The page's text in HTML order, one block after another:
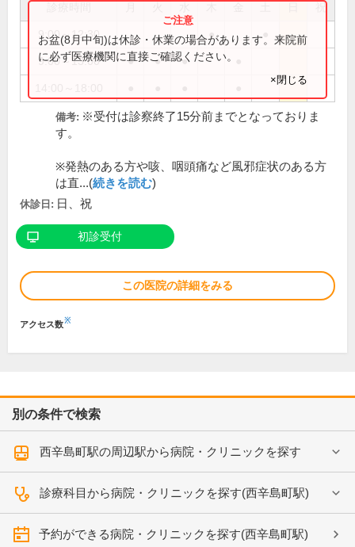
祝
9:00～12:30 ●
9:00～13:00 ● ● ●
お盆(8月中旬)は休診・休業の場合があります。来院前
に必ず医療機関に直接ご確認ください。
×閉じる
備考: ※受付は診察終了15分前までとなっておりま
す。
※発熱のある方や咳、咽頭痛など風邪症状のある方
は直...(続きを読む)
休診日: 日、祝
初診受付
この医院の詳細をみる
アクセス数※
別の条件で検索
西辛島町駅の周辺駅から病院・クリニックを探す
診療科目から病院・クリニックを探す(西辛島町駅)
予約ができる病院・クリニックを探す(西辛島町駅)